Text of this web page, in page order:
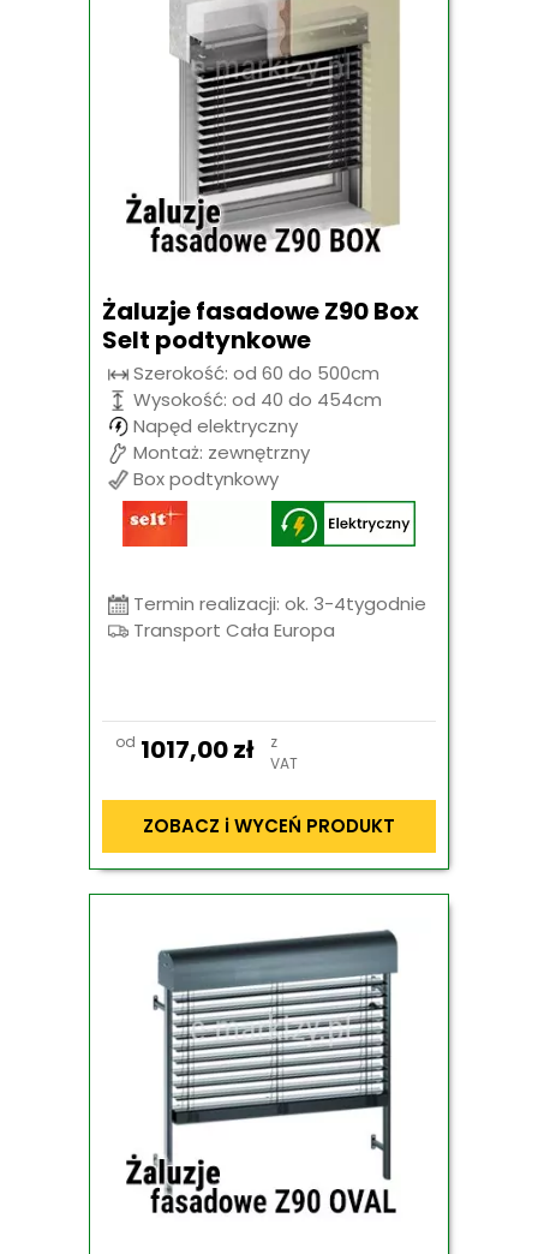
Żaluzje fasadowe Z90 Box
Selt podtynkowe
Szerokość: od 60 do 500cm
Wysokość: od 40 do 454cm
Napęd elektryczny
Montaż: zewnętrzny
Box podtynkowy
Termin realizacji: ok. 3-4tygodnie
Transport Cała Europa
od 1017,00zł
z
VAT
ZOBACZ i WYCEŃ PRODUKT